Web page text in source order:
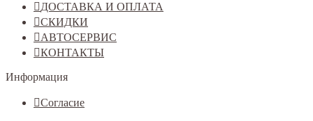
ДОСТАВКА И ОПЛАТА
СКИДКИ
АВТОСЕРВИС
КОНТАКТЫ
Информация
Согласие